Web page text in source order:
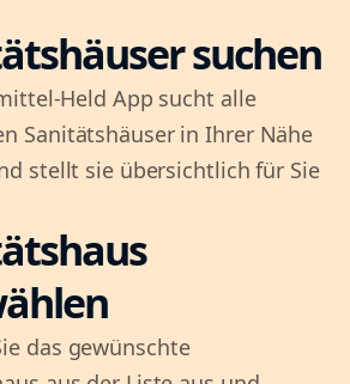
suchen
Held App sucht alle
Sanitätshäuser in Ihrer Nähe
stellt sie übersichtlich für Sie
das gewünschte